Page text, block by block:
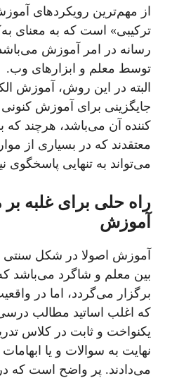
از مهم‌ترین رویکردهای
ترکیبی» است که به معنای
رسانه در امر آموزش
توسط معلم و ابزارهای وب.
البته در این روش، آموزش
جایگزینی برای آموزش
کننده آن می‌باشد، هرچند که
معتقدند که در بسیاری از
می‌تواند به تنهایی پاسخگوی
راه حلی برای غلبه
آموزش
آموزش اصولا در شکل سنتی
بین معلم و شاگرد
برگزار می‌گردد، اما در
که اغلب اساتید مطالب
یکنواخت و ثابت در کلاس
نهایت به سوالات و یا
می‌دادند. پر واضح است که